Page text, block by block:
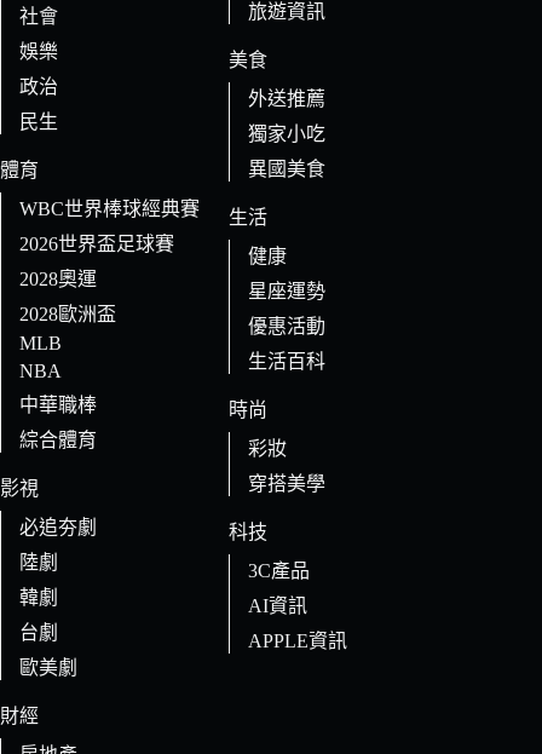
社會
娛樂
政治
民生
體育
WBC世界棒球經典賽
2026世界盃足球賽
2028奧運
2028歐洲盃
MLB
NBA
中華職棒
綜合體育
影視
必追夯劇
陸劇
韓劇
台劇
歐美劇
財經
旅遊資訊
美食
外送推薦
獨家小吃
異國美食
生活
健康
星座運勢
優惠活動
生活百科
時尚
彩妝
穿搭美學
科技
3C產品
AI資訊
APPLE資訊